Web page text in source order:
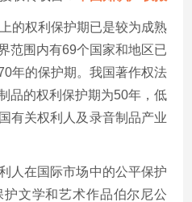
的权利保护期已是较为成熟
范围内有69个国家和地区已
年的保护期。我国著作权法
品的权利保护期为50年，低
有关权利人及录音制品产业
人在国际市场中的公平保护
文学和艺术作品伯尔尼公